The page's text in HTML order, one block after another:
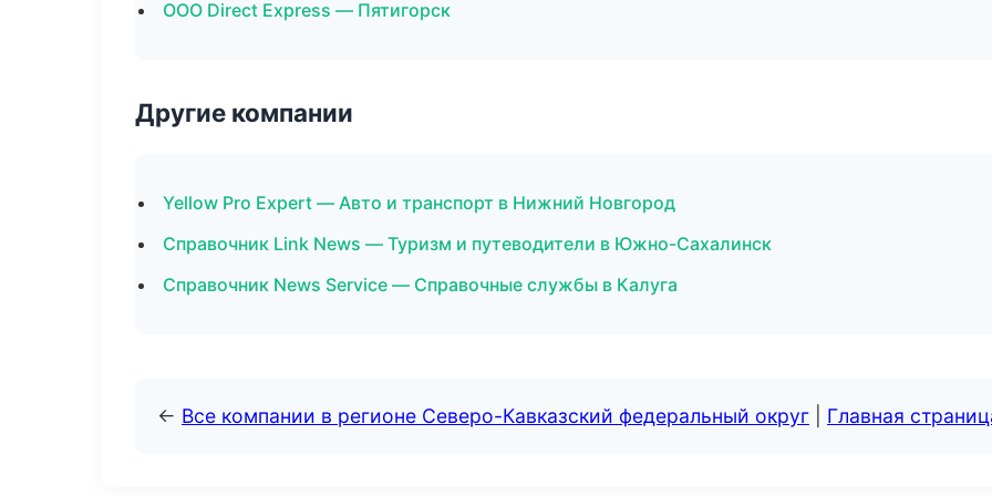
ООО Direct Express — Пятигорск
Другие компании
Yellow Pro Expert — Авто и транспорт в Нижний Новгород
Справочник Link News — Туризм и путеводители в Южно-Сахалинск
Справочник News Service — Справочные службы в Калуга
← Все компании в регионе Северо-Кавказский федеральный округ Главная